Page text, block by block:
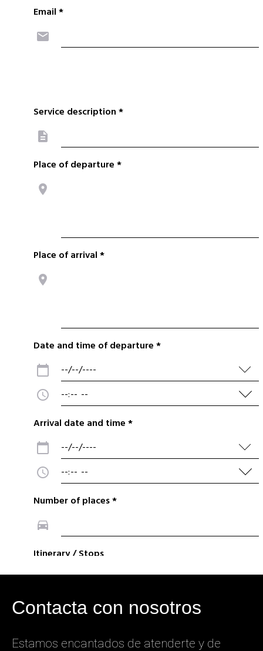
Contacta con nosotros
Estamos encantados de atenderte y de